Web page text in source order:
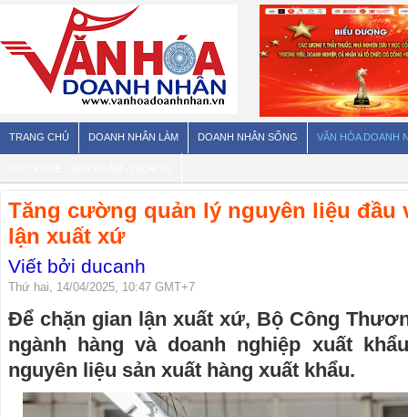
TRANG CHỦ DOANH NHÂN LÀM DOANH NHÂN SỐNG VĂN HÓA DOANH
Tăng cường quản lý nguyên liệu đầu
lận xuất xứ
Viết bởi ducanh
Thứ hai, 14/04/2025, 10:47 GMT+7
Để chặn gian lận xuất xứ, Bộ Công
ngành hàng và doanh nghiệp xuất
nguyên liệu sản xuất hàng xuất khẩu.